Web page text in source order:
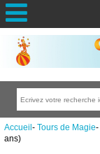
Accueil- Tours de Magie-
ans)